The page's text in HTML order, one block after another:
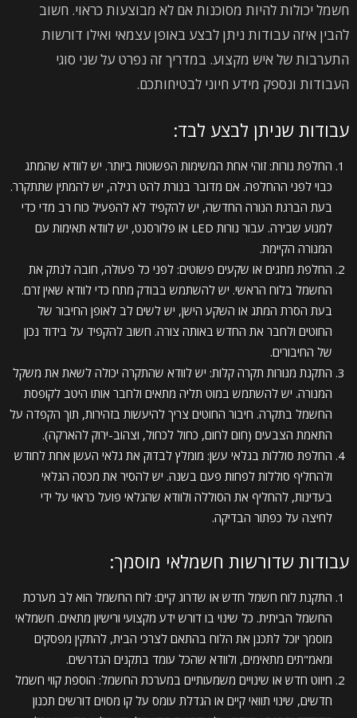
חשמל יכולות להיות מסוכנות אם לא מבוצעות כראוי. חשוב
להבין איזה עבודות ניתן לבצע באופן עצמאי ואילו דורשות
התערבות של איש מקצוע. במדריך זה נפרט על שני סוגי
העבודות ונספק מידע חיוני לבטיחותכם.
עבודות שניתן לבצע לבד:
החלפת נורות: זוהי אחת המשימות הפשוטות ביותר. יש לוודא שהמתג
כבוי לפני ההחלפה. אם מדובר בנורת להט רגילה, יש להמתין שתתקרר.
בעת הברגת הנורה החדשה, יש להקפיד לא להפעיל כוח רב מדי כדי
למנוע שבירה. עבור נורות LED או פלורסנט, יש לוודא תאימות עם
המנורה הקיימת.
החלפת מתגים או שקעים פשוטים: לפני כל פעולה, חובה לנתק את
החשמל בלוח הראשי. יש להשתמש בבודק מתח כדי לוודא שאין זרם.
בעת הסרת המתג או השקע הישן, יש לשים לב לאופן החיבור של
החוטים ולחבר את החדש באותה צורה. חשוב להקפיד על בידוד נכון
של החיבורים.
התקנת מנורות תקרה קלות: יש לוודא שהתקרה יכולה לשאת את משקל
המנורה. יש להשתמש במוט תליה מתאים ולחבר אותו היטב לקופסת
החשמל בתקרה. חיבור החוטים צריך להיעשות בזהירות, תוך הקפדה על
התאמת הצבעים (חום לחום, כחול לכחול, וצהוב-ירוק להארקה).
החלפת סוללות בגלאי עשן: מומלץ לבדוק את גלאי העשן אחת לחודש
ולהחליף סוללות לפחות פעם בשנה. יש להסיר את מכסה הגלאי
בעדינות, להחליף את הסוללה ולוודא שהגלאי פועל כראוי על ידי
לחיצה על כפתור הבדיקה.
עבודות שדורשות חשמלאי מוסמך:
התקנת לוח חשמל חדש או שדרוג קיים: לוח החשמל הוא לב מערכת
החשמל הביתית. כל שינוי בו דורש ידע מקצועי ורישיון מתאים. חשמלאי
מוסמך יוכל לתכנן את הלוח בהתאם לצרכי הבית, להתקין מפסקים
ומאמ"תים מתאימים, ולוודא שהכל עומד בתקנים הנדרשים.
חיווט חדש או שינויים משמעותיים במערכת החשמל: הוספת קווי חשמל
חדשים, שינוי תוואי קיים או הגדלת עומס על קו מסוים דורשים תכנון